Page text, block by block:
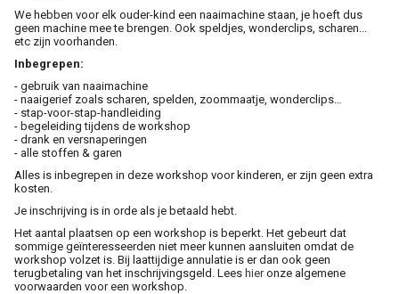
We hebben voor elk ouder-kind een naaimachine staan, je hoeft dus
geen machine mee te brengen. Ook speldjes, wonderclips, scharen...
etc zijn voorhanden.
Inbegrepen:
- gebruik van naaimachine
- naaigerief zoals scharen, spelden, zoommaatje, wonderclips…
- stap-voor-stap-handleiding
- begeleiding tijdens de workshop
- drank en versnaperingen
- alle stoffen & garen
Alles is inbegrepen in deze workshop voor kinderen, er zijn geen extra
kosten.
Je inschrijving is in orde als je betaald hebt.
Het aantal plaatsen op een workshop is beperkt. Het gebeurt dat
sommige geïnteresseerden niet meer kunnen aansluiten omdat de
workshop volzet is. Bij laattijdige annulatie is er dan ook geen
terugbetaling van het inschrijvingsgeld. Lees hieronze algemene
voorwaarden voor een workshop.